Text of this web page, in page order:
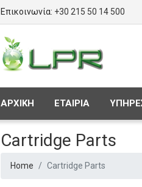
Επικοινωνία: +30 215 50 14 500
ΑΡΧΙΚΗ ΕΤΑΙΡΙΑ
Cartridge Parts
Home Cartridge Parts